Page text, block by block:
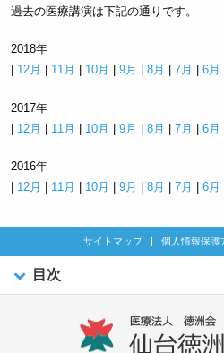
過去の医療講演は下記の通りです。
2018年
12月 11月 10月 |9月 |8月 |7月 |6月
2017年
| 12月 | 11月 | 10月 |9月 |8月 |7月 |6月
2016年
12月 11月 10月 |9月 |8月 |7月 |6月
サイトマップ 個人情報保護
目次